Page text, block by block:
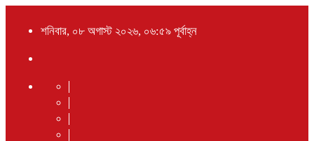
শনিবার, ০৮ অগাস্ট ২০২৬, ০৬:৫৯ পূর্বাহ্ন